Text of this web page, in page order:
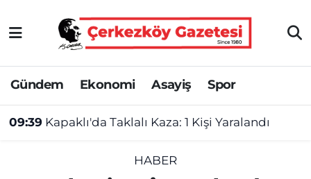
Gündem Ekonomi Asayiş Spor
09:39 Kapaklı'da Taklalı Kaza: 1 Kişi Yaralandı
HABER
Asayiş
Ekonomi
Gündem
Tekirdağ Nöbetçi Eczaneler
Tekirdağ Hava Durumu
Tekirdağ Namaz Vakitleri
Tekirdağ Trafik Yoğunluk Haritası